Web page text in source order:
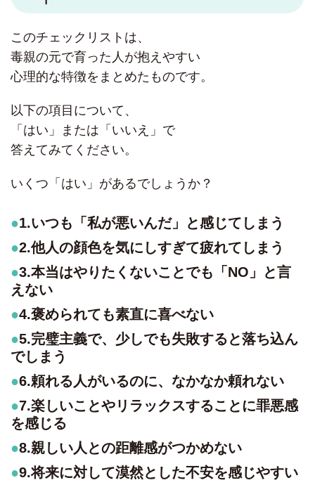
このチェックリストは、
毒親の元で育った人が抱えやすい
心理的な特徴をまとめたものです。
以下の項目について、
「はい」または「いいえ」で
答えてみてください。
いくつ「はい」があるでしょうか？
1.いつも「私が悪いんだ」と感じてしまう
2.他人の顔色を気にしすぎて疲れてしまう
3.本当はやりたくないことでも「NO」と言
えない
4.褒められても素直に喜べない
5.完璧主義で、少しでも失敗すると落ち込ん
でしまう
6.頼れる人がいるのに、なかなか頼れない
7.楽しいことやリラックスすることに罪悪感
を感じる
8.親しい人との距離感がつかめない
9.将来に対して漠然とした不安を感じやすい